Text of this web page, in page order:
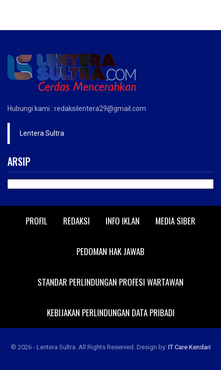
Hubungi kami : redaksilentera29@gmail.com
Lentera Sultra
ARSIP
PROFIL REDAKSI INFO IKLAN MEDIA SIBER
PEDOMAN HAK JAWAB
STANDAR PERLINDUNGAN PROFESI WARTAWAN
KEBIJAKAN PERLINDUNGAN DATA PRIBADI
© 2026 - Lentera Sultra. All Rights Reserved. Design by: IT Care Kendari